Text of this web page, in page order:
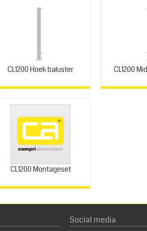
CL1200 Hoek baluster CL1200
CL1200 Montageset
Social media